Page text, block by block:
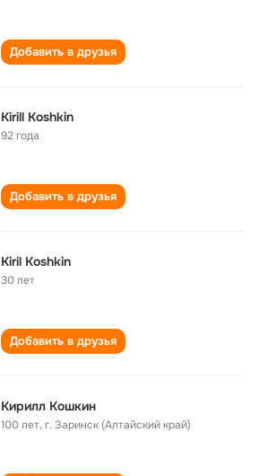
Добавить в друзья
Kirill Koshkin
92 года
Добавить в друзья
Kiril Koshkin
30 лет
Добавить в друзья
Кирилл Кошкин
100 лет,г. Заринск (Алтайский край)